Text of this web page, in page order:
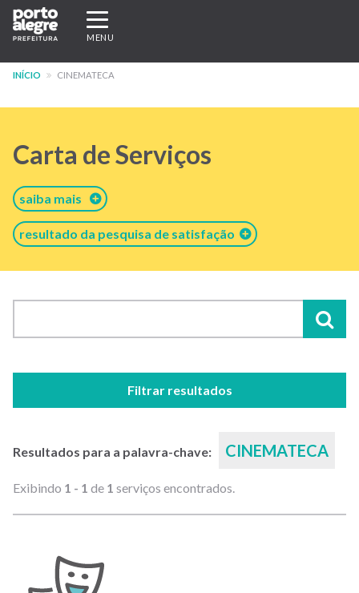
Pular
para
conteúdo
Expandir/recolher
navegação
MENU
INÍCIO CINEMATECA
Carta de Serviços
saiba mais
resultado da pesquisa de satisfação
Filtrar resultados
Resultados para a palavra-chave: CINEMATECA
Exibindo 1 - 1 de 1 serviços encontrados.